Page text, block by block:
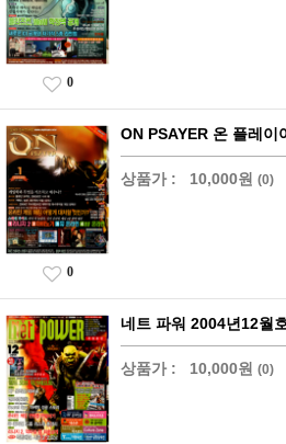
0
ON PSAYER 온 플레이
상품가 : 10,000원 (0)
0
네트 파워 2004년12월
상품가 : 10,000원 (0)